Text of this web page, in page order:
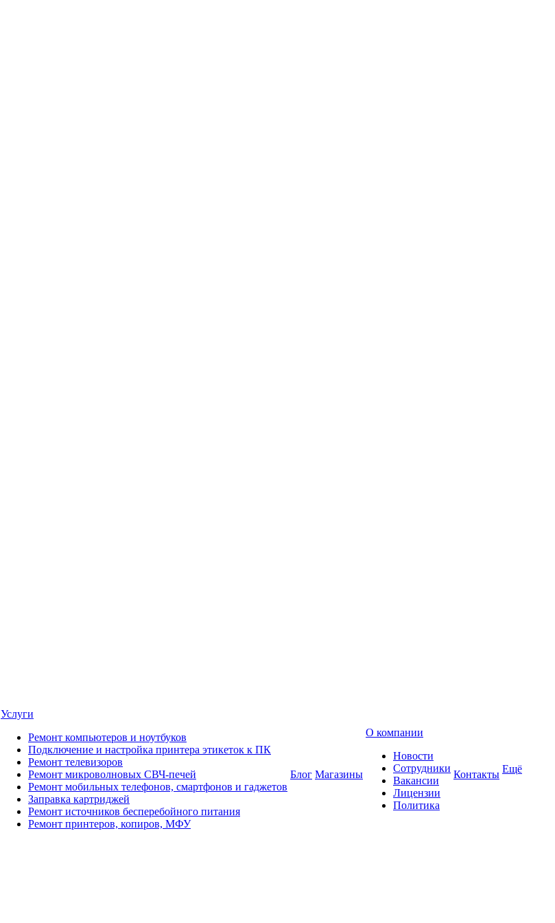
Услуги
Ремонт компьютеров и ноутбуков
Подключение и настройка принтера этикеток к ПК
Ремонт телевизоров
Ремонт микроволновых СВЧ-печей
Ремонт мобильных телефонов, смартфонов и гаджетов
Заправка картриджей
Ремонт источников бесперебойного питания
Ремонт принтеров, копиров, МФУ
Блог Магазины
О компании
Новости
Сотрудники
Вакансии
Лицензии
Политика
Контакты Ещё